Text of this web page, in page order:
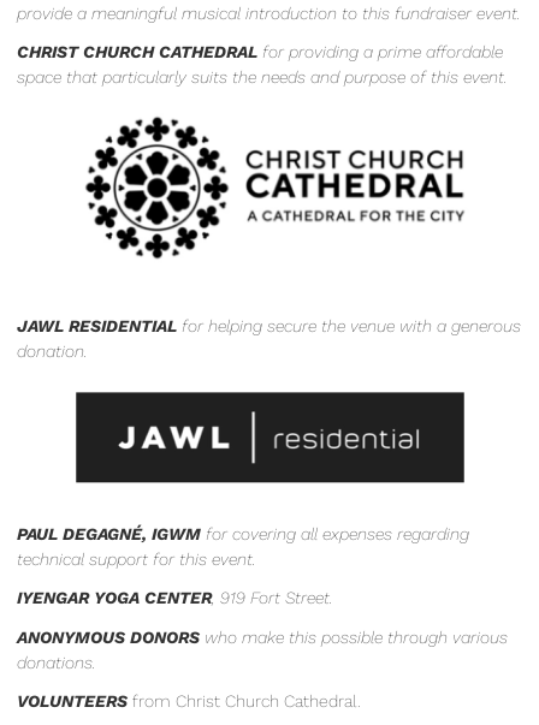
provide a meaningful musical introduction to this fundraiser event.
CHRIST CHURCH CATHEDRAL for providing a prime affordable
space that particularly suits the needs and purpose of this event.
JAWL RESIDENTIAL for helping secure the venue with a generous
donation.
PAUL DEGAGNÉ, IGWM for covering all expenses regarding
technical support for this event.
IYENGAR YOGA CENTER, 919 Fort Street.
ANONYMOUS DONORS who make this possible through various
donations.
VOLUNTEERS from Christ Church Cathedral.